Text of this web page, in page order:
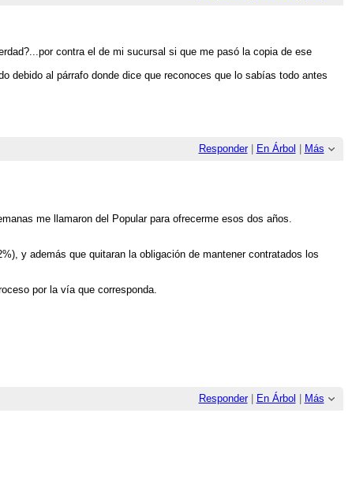
contra el de mi sucursal si que me pasó la copia de ese
debido al párrafo donde dice que reconoces que lo sabías todo antes
Responder| En Árbol Más
me llamaron del Popular para ofrecerme esos dos años.
y además que quitaran la obligación de mantener contratados los
por la vía que corresponda.
Responder| En Árbol Más